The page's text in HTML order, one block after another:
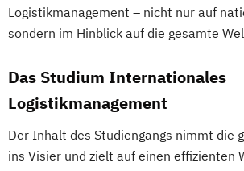
Logistikmanagement – nicht nur auf
sondern im Hinblick auf die gesamte
Das Studium Internationales
Logistikmanagement
Der Inhalt des Studiengangs nimmt die
ins Visier und zielt auf einen effizienten